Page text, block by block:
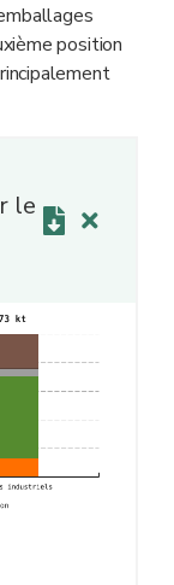
position
le